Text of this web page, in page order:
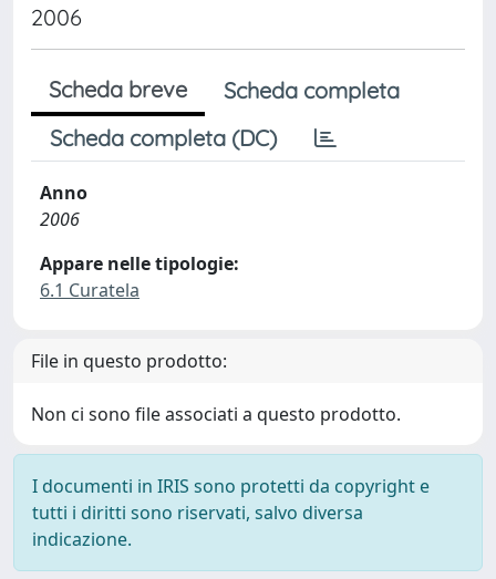
2006
Scheda breve
Scheda completa
Scheda completa (DC)
Anno
2006
Appare nelle tipologie:
6.1 Curatela
File in questo prodotto:
Non ci sono file associati a questo prodotto.
I documenti in IRIS sono protetti da copyright e
tutti i diritti sono riservati, salvo diversa
indicazione.